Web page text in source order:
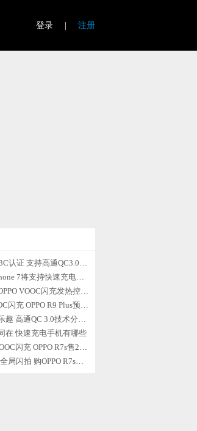
登录 注册
锤子T3通过3C认证 支持高通QC3.0快充
重磅来袭 iPhone 7将支持快速充电技术
外媒测试：OPPO VOOC闪充发热控制出众
大电池+VOOC闪充 OPPO R9 Plus预约中
让充电充满乐趣 高通QC 3.0技术分享会
在 快速充电手机有哪些
4GB运存+VOOC闪充 OPPO R7s售2499元
VOOC闪充+全局闪拍 购OPPO R7s送礼包